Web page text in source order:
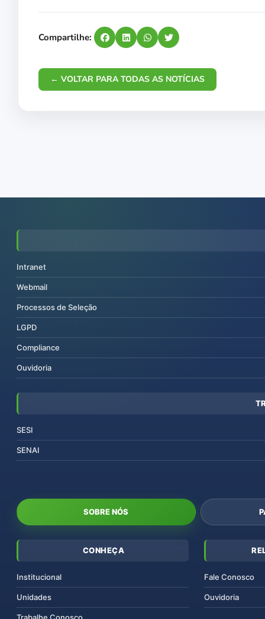
Compartilhe:
← VOLTAR PARA TODAS AS NOTÍCIAS
Intranet
Webmail
Processos de Seleção
LGPD
Compliance
Ouvidoria
SESI
SENAI
SOBRE NÓS
CONHEÇA
Institucional
Unidades
Fale Conosco
Ouvidoria